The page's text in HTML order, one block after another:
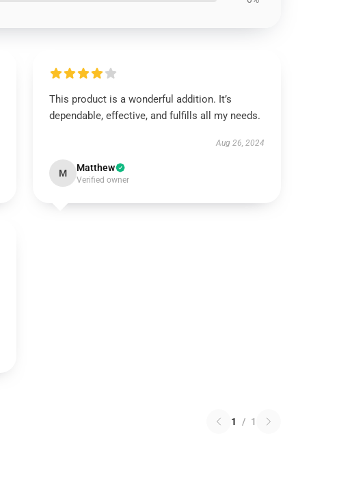
This product is a wonderful addition. It’s
dependable, effective, and fulfills all my needs.
Aug 26, 2024
M Matthew
Verified owner
1 / 1